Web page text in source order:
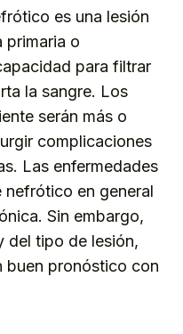
es una lesión
primaria o
para filtrar
la sangre. Los
serán más o
complicaciones
Las enfermedades
nefrótico en general
Sin embargo,
del tipo de lesión,
buen pronóstico con